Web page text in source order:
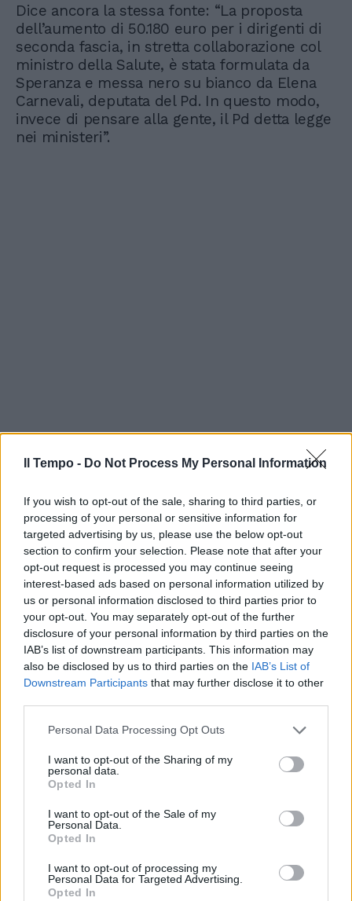
Il Tempo - Do Not Process My Personal Information
If you wish to opt-out of the sale, sharing to third parties, or
processing of your personal or sensitive information for
targeted advertising by us, please use the below opt-out
section to confirm your selection. Please note that after your
opt-out request is processed you may continue seeing
interest-based ads based on personal information utilized by
us or personal information disclosed to third parties prior to
your opt-out. You may separately opt-out of the further
disclosure of your personal information by third parties on the
IAB’s list of downstream participants. This information may
also be disclosed by us to third parties on the IAB’s List of
Downstream Participants that may further disclose it to other
Personal Data Processing Opt Outs
I want to opt-out of the Sharing of my
personal data.
Opted In
I want to opt-out of the Sale of my
Personal Data.
Opted In
I want to opt-out of processing my
Personal Data for Targeted Advertising.
Opted In
Dice ancora la stessa fonte: “La proposta
dell’aumento di 50.180 euro per i dirigenti di
seconda fascia, in stretta collaborazione col
ministro della Salute, è stata formulata da
Speranza e messa nero su bianco da Elena
Carnevali, deputata del Pd. In questo modo,
invece di pensare alla gente, il Pd detta legge
nei ministeri”.